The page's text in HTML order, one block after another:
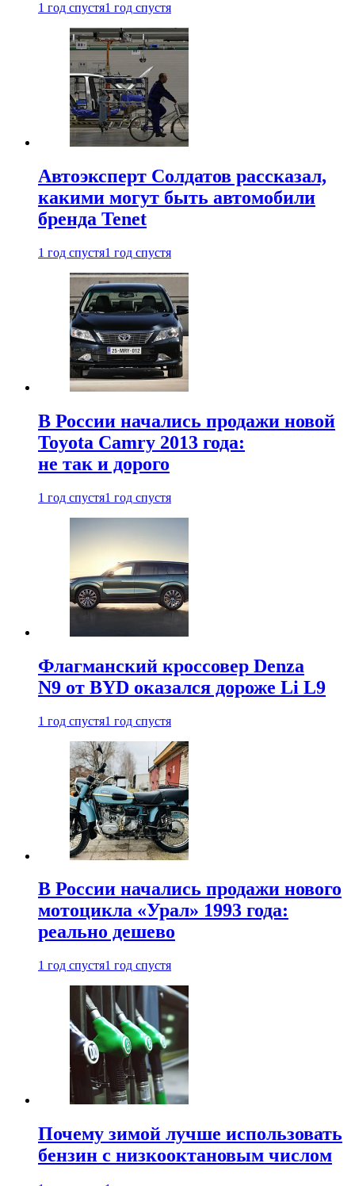
1 год спустя1 год спустя
Автоэксперт Солдатов рассказал,
какими могут быть автомобили
бренда Tenet
1 год спустя1 год спустя
В России начались продажи новой
Toyota Camry 2013 года:
не так и дорого
1 год спустя1 год спустя
Флагманский кроссовер Denza
N9 от BYD оказался дороже Li L9
1 год спустя1 год спустя
В России начались продажи нового
мотоцикла «Урал» 1993 года:
реально дешево
1 год спустя1 год спустя
Почему зимой лучше использовать
бензин с низкооктановым числом